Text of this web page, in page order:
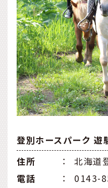
登別ホースパーク 遊
住所
：
北海道
電話
：
0143-